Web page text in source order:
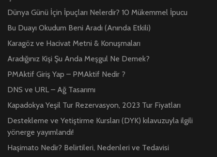
Dünya Günü İçin İpuçları Nelerdir? 10 Mükemmel İpucu
Bu Duayı Okudum Beni Aradı (Anında Etkili)
Karagöz ve Hacivat Metni & Konuşmaları
Aradığınız Kişi Şu Anda Meşgul Ne Demek?
PMAktif Giriş Yap – PMAktif Nedir ?
DNS ve URL – Ağ Tasarımı
Kapadokya Yeşil Tur Rezervasyon, 2023 Tur Fiyatları
Destekleme ve Yetiştirme Kursları (DYK) kılavuzuyla ilgili
yönerge yayımlandı!
Haşimato Nedir? Belirtileri, Nedenleri ve Tedavisi